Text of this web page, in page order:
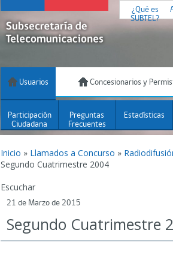
¿Qué es
SUBTEL?
Usuarios Concesionarios y
Participación
Ciudadana
Preguntas
Frecuentes
Estadísticas
Inicio » Llamados a Concurso »
Segundo Cuatrimestre 2004
Escuchar
21 de Marzo de 2015
Segundo Cuatrimestre